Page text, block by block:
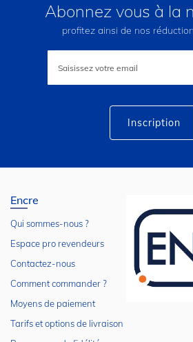
Abonnez vous à la
profitez ainsi de nos
lettre
Inscription
Encre
Qui sommes-nous ?
Espace pro revendeurs
Contactez-nous
Comment commander ?
Moyens de paiement
Tarifs et options de livraison